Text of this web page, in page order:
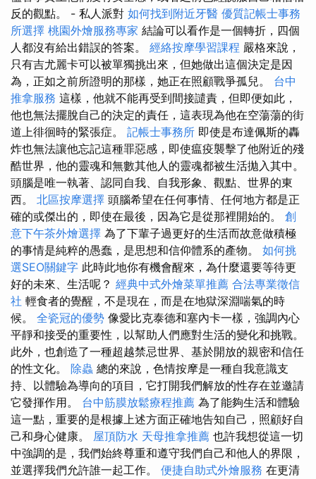
反的觀點。 - 私人派對 如何找到附近牙醫 優質記帳士事務
所選擇 桃園外燴服務專家 結論可以看作是一個轉折，四個
人都沒有給出錯誤的答案。 經絡按摩學習課程 嚴格來說，
只有吉尤麗卡可以被單獨挑出來，但她做出這個決定是因
為，正如之前所證明的那樣，她正在照顧戰爭孤兒。 台中
推拿服務 這樣，他就不能再受到間接譴責，但即便如此，
他也無法擺脫自己的決定的責任，這表現為他在空蕩蕩的街
道上徘徊時的緊張症。 記帳士事務所 即使是布達佩斯的轟
炸也無法讓他忘記這種罪惡感，即使瘟疫襲擊了他附近的殘
酷世界，他的靈魂和無數其他人的靈魂都被生活拋入其中。
頭腦是唯一執著、認同自我、自我形象、觀點、世界的東
西。 北區按摩選擇 頭腦希望在任何事情、任何地方都是正
確的或傑出的，即使在最後，因為它是從那裡開始的。 創
意下午茶外燴選擇 為了下輩子過更好的生活而故意做積極
的事情是純粹的愚蠢，是思想和信仰體系的產物。 如何挑
選SEO關鍵字 此時此地你有機會醒來，為什麼還要等待更
好的未來、生活呢？ 經典中式外燴菜單推薦 合法專業徵信
社 輕食者的覺醒，不是現在，而是在地獄深淵喘氣的時
候。 全瓷冠的優勢 像愛比克泰德和塞內卡一樣，強調內心
平靜和接受的重要性，以幫助人們應對生活的變化和挑戰。
此外，也創造了一種超越禁忌世界、基於開放的親密和信任
的性文化。 除蟲 總的來說，色情按摩是一種自我意識支
持、以體驗為導向的項目，它打開我們解放的性存在並邀請
它發揮作用。 台中筋膜放鬆療程推薦 為了能夠生活和體驗
這一點，重要的是根據上述方面正確地告知自己，照顧好自
己和身心健康。 屋頂防水 天母推拿推薦 也許我想從這一切
中強調的是，我們始終尊重和遵守我們自己和他人的界限，
並選擇我們允許誰一起工作。 便捷自助式外燴服務 在更清